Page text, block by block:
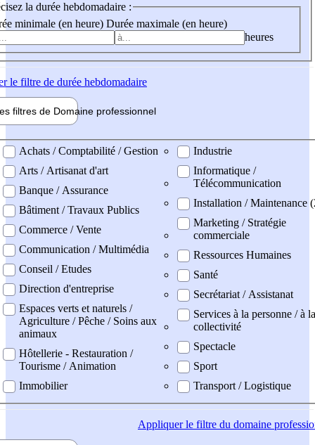
la durée hebdomadaire :
minimale (en heure) Durée maximale (en heure)
heures
le filtre de durée hebdomadaire
filtres de Domaine professionnel
professionel
Achats / Comptabilité / Gestion
Arts / Artisanat d'art
Banque / Assurance
Bâtiment / Travaux Publics
Commerce / Vente
Communication / Multimédia
Conseil / Etudes
Direction d'entreprise
Espaces verts et naturels /
Agriculture / Pêche / Soins aux
animaux
Hôtellerie - Restauration /
Tourisme / Animation
Immobilier
Industrie
Informatique /
Télécommunication
Installation / Maintenance
Marketing / Stratégie
commerciale
Ressources Humaines
Santé
Secrétariat / Assistanat
Services à la personne / à la
collectivité
Spectacle
Sport
Transport / Logistique
Appliquerle filtre du domaine